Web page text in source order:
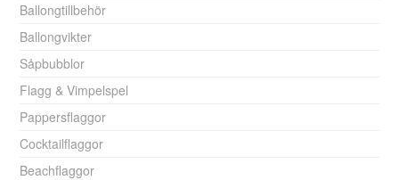
Ballongtillbehör
Ballongvikter
Såpbubblor
Flagg & Vimpelspel
Pappersflaggor
Cocktailflaggor
Beachflaggor